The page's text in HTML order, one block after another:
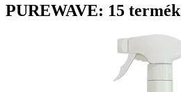
PUREWAVE: 15 termék